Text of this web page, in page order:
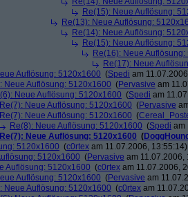
Re(15): Neue Auflösung:
Re(13): Neue Auflösung:
Re(14): Neue Auflösung:
Re(15): Neue Auflösung:
Re(16): Neue
Re(17): Neue
Auflösung: 5120x1600 (Spedi am
Neue Auflösung: 5120x1600 (Pervasive am
Neue Auflösung: 5120x1600 (Spedi am
Re(7): Neue Auflösung: 5120x1600 (Pervasive
Re(7): Neue Auflösung: 5120x1600 (
Re(8): Neue Auflösung: 5120x1600 (Spedi am
Re(7): Neue Auflösung: 5120x1600 (DoggHound
5120x1600 (c0rtex am 11.07.2006, 13:55:14)
5120x1600 (Pervasive am 11.07.2006,
Auflösung: 5120x1600 (c0rtex am 11.07.2006,
Auflösung: 5120x1600 (Pervasive am
Neue Auflösung: 5120x1600 (c0rtex am